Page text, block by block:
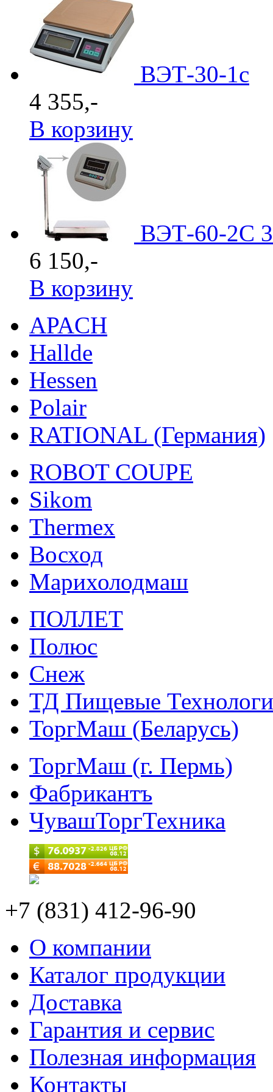
ВЭТ-30-1с
4 355,-
В корзину
ВЭТ-60-2С
6 150,-
В корзину
APACH
Hallde
Hessen
Polair
RATIONAL (Германия)
ROBOT COUPE
Sikom
Thermex
Восход
Марихолодмаш
ПОЛЛЕТ
Полюс
Снеж
ТД Пищевые
ТоргМаш (Беларусь)
ТоргМаш (г. Пермь)
Фабрикантъ
ЧувашТоргТехника
+7 (831) 412-96-90
О компании
Каталог продукции
Доставка
Гарантия и сервис
Полезная информация
Контакты